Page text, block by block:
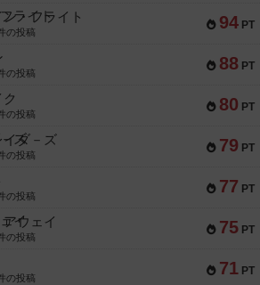
94 PT
・フライト
の投稿
88 PT
の投稿
80 PT
の投稿
79 PT
イダ－ズ
の投稿
77 PT
の投稿
75 PT
ウェイ
の投稿
71 PT
の投稿